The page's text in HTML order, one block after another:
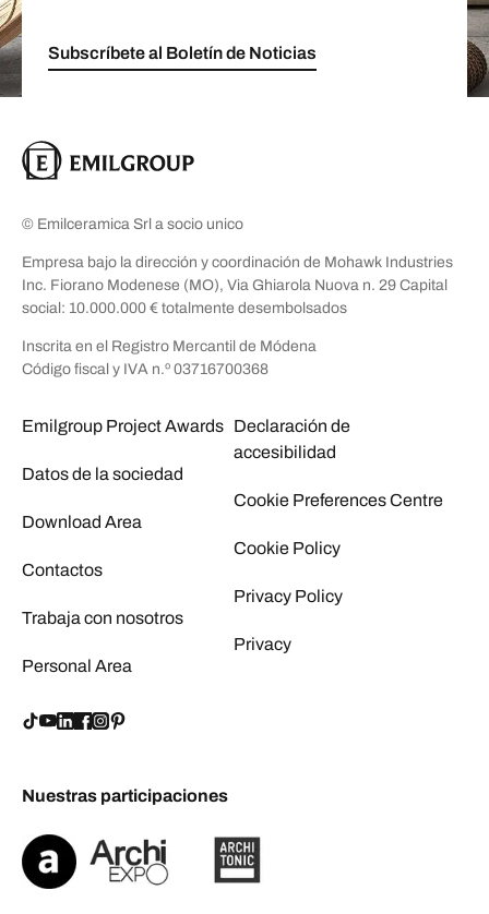
Subscríbete al Boletín de Noticias
© Emilceramica Srl a socio unico
Empresa bajo la dirección y coordinación de Mohawk Industries
Inc. Fiorano Modenese (MO), Via Ghiarola Nuova n. 29 Capital
social: 10.000.000 € totalmente desembolsados
Inscrita en el Registro Mercantil de Módena
Código fiscal y IVA n.º 03716700368
Emilgroup Project Awards
Datos de la sociedad
Download Area
Contactos
Trabaja con nosotros
Personal Area
Declaración de
accesibilidad
Cookie Preferences Centre
Cookie Policy
Privacy Policy
Privacy
Nuestras participaciones